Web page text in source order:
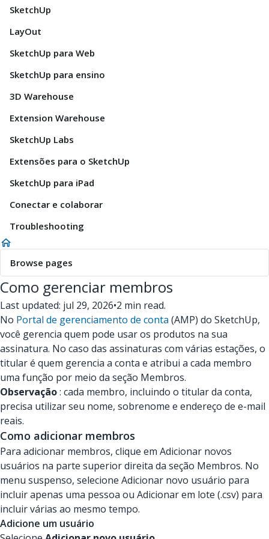
SketchUp
LayOut
SketchUp para Web
SketchUp para ensino
3D Warehouse
Extension Warehouse
SketchUp Labs
Extensões para o SketchUp
SketchUp para iPad
Conectar e colaborar
Troubleshooting
Browse pages
Como gerenciar membros
Last updated: jul 29, 2026•2 min read.
No Portal de gerenciamento de conta (AMP) do SketchUp,
você gerencia quem pode usar os produtos na sua
assinatura. No caso das assinaturas com várias estações, o
titular é quem gerencia a conta e atribui a cada membro
uma função por meio da seção Membros.
Observação: cada membro, incluindo o titular da conta,
precisa utilizar seu nome, sobrenome e endereço de e-mail
reais.
Como adicionar membros
Para adicionar membros, clique em Adicionar novos
usuários na parte superior direita da seção Membros. No
menu suspenso, selecione Adicionar novo usuário para
incluir apenas uma pessoa ou Adicionar em lote (.csv) para
incluir várias ao mesmo tempo.
Adicione um usuário